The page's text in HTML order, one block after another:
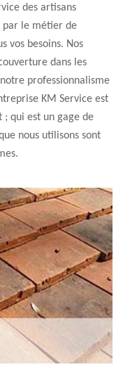
des artisans
par le métier de
vos besoins. Nos
dans les
professionnalisme
KM Service est
; qui est un gage de
nous utilisons sont